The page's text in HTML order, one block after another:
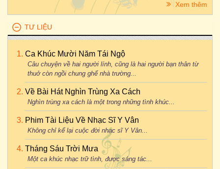
Xem thêm
TƯ LIỆU
Ca Khúc Mười Năm Tái Ngộ
Câu chuyện về hai người lính, cũng là hai người bạn thân từ
thuở còn ngồi chung ghế nhà trường...
Về Bài Hát Nghìn Trùng Xa Cách
Nghìn trùng xa cách là một trong những tình khúc...
Phim Tài Liệu Về Nhạc Sĩ Y Vân
Không chỉ kể lại cuộc đời nhạc sĩ Y Vân...
Tháng Sáu Trời Mưa
Một ca khúc nhạc trữ tình, được sáng tác...